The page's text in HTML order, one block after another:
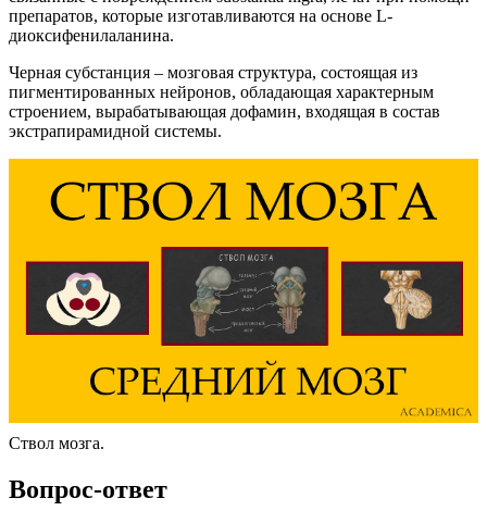
препаратов, которые изготавливаются на основе L-
диоксифенилаланина.
Черная субстанция – мозговая структура, состоящая из
пигментированных нейронов, обладающая характерным
строением, вырабатывающая дофамин, входящая в состав
экстрапирамидной системы.
Ствол мозга.
Вопрос-ответ